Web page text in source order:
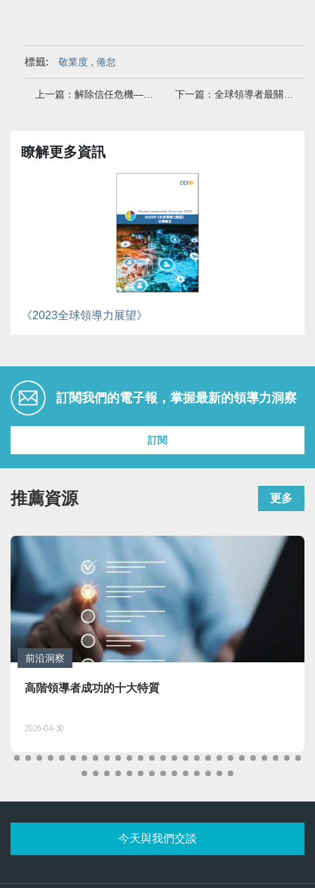
標籤: 敬業度 , 倦怠
瞭解更多資訊
《2023全球領導力展望》
訂閱我們的電子報，掌握最新的領導力洞察
訂閱
推薦資源 更多
前沿洞察
高績效團隊不可或缺的9項核心領導力
2026-04-21
今天與我們交談